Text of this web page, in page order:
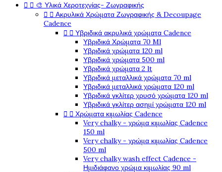
  🎨 Υλικά Χεροτεχνίας- Ζωγραφικής
  Ακρυλικά Χρώματα Ζωγραφικής & Decoupage
Cadence
  Υβριδικά ακρυλικά χρώματα Cadence
Υβριδικά Χρώματα 70 Ml
Υβριδικά χρώματα 120 ml
Υβριδικά χρώματα 500 ml
Υβριδικά χρώματα 2 lt
Υβριδικά μεταλλικά χρώματα 70 ml
Υβριδικά μεταλλικά χρώματα 120 ml
Υβριδικά γκλίτερ χρυσό χρώματα 120 ml
Υβριδικά γκλίτερ ασημί χρώματα 120 ml
  Χρώματα κιμωλίας Cadence
Very chalky - χρώμα κιμωλίας Cadence
150 ml
Very chalky - χρώμα κιμωλίας Cadence
500 ml
Very chalky wash effect Cadence -
Ημιδιάφανο χρώμα κιμωλίας 90 ml